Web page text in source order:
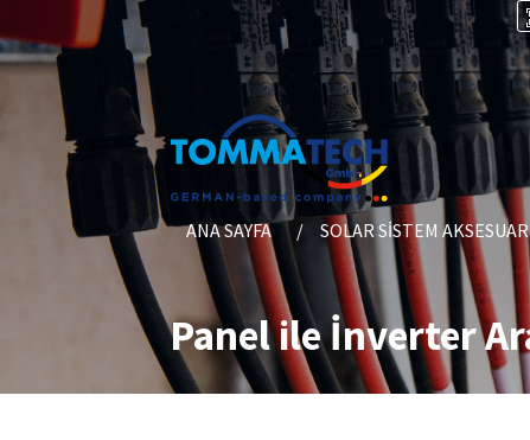
ANA SAYFA SOLAR SISTEM
Panel ile İnverter